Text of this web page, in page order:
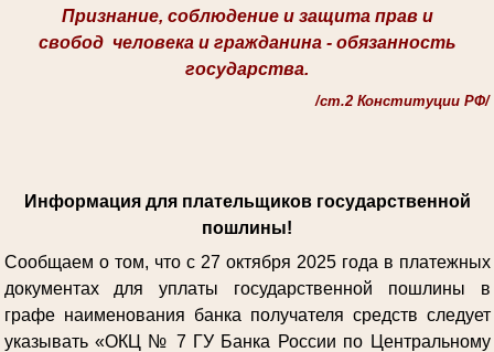
Признание, соблюдение и защита прав и
свобод человека и гражданина - обязанность
государства.
/ст.2 Конституции РФ/
Информация для плательщиков государственной
пошлины!
Сообщаем о том, что с 27 октября 2025 года в платежных
документах для уплаты государственной пошлины в
графе наименования банка получателя средств следует
указывать «ОКЦ № 7 ГУ Банка России по Центральному